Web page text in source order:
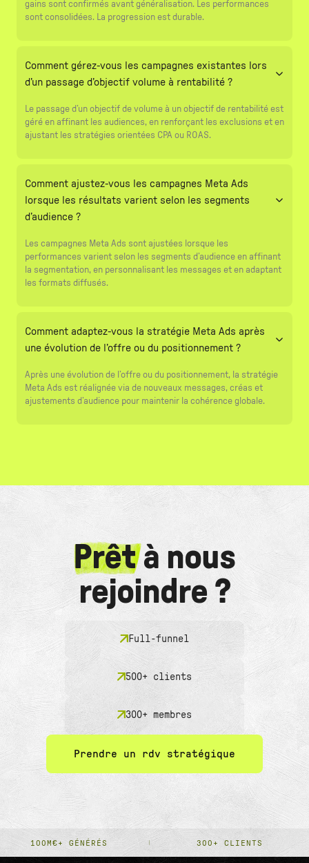
gains sont confirmés avant généralisation. Les performances
sont consolidées. La progression est durable.
Comment gérez-vous les campagnes existantes lors
d’un passage d’objectif volume à rentabilité ?
Le passage d’un objectif de volume à un objectif de rentabilité est
géré en affinant les audiences, en renforçant les exclusions et en
ajustant les stratégies orientées CPA ou ROAS.
Comment ajustez-vous les campagnes Meta Ads
lorsque les résultats varient selon les segments
d’audience ?
Les campagnes Meta Ads sont ajustées lorsque les
performances varient selon les segments d’audience en affinant
la segmentation, en personnalisant les messages et en adaptant
les formats diffusés.
Comment adaptez-vous la stratégie Meta Ads après
une évolution de l’offre ou du positionnement ?
Après une évolution de l’offre ou du positionnement, la stratégie
Meta Ads est réalignée via de nouveaux messages, créas et
ajustements d’audience pour maintenir la cohérence globale.
Prêtà nous
rejoindre ?
Full-funnel
500+ clients
300+ membres
Prendre un rdv stratégique
100M€+ GÉNÉRÉS 300+ CLIENTS